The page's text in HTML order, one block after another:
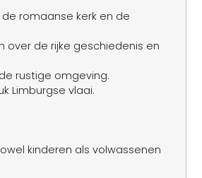
romaanse kerk en de
over de rijke geschiedenis en
rustige omgeving.
Limburgse vlaai.
kinderen als volwassenen